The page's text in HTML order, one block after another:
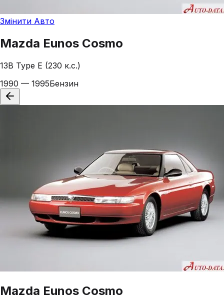
Змінити Авто
Mazda Eunos Cosmo
13B Type E (230 к.с.)
1990 — 1995Бензин
Mazda Eunos Cosmo